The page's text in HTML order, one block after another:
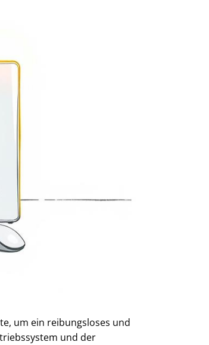
um ein reibungsloses und
und der